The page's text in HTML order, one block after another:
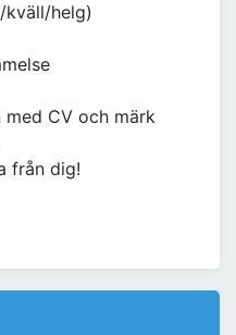
kväll/helg)
med CV och märk
från dig!